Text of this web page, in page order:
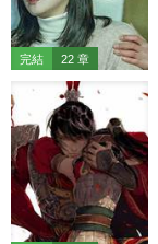
完結 22 章